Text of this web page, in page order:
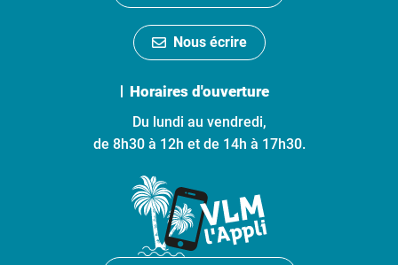
Nous écrire
Horaires d'ouverture
Du lundi au vendredi,
de 8h30 à 12h et de 14h à 17h30.